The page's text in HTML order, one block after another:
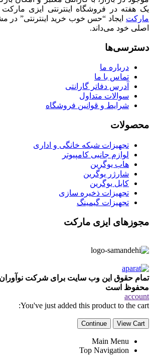
یک هفته در فروشگاه اینترنتی ایزی مارکت
مارکت ایجاد “حس خوب خرید اینترنتی” در
اصلی خود می‌داند.
دسترسی‌ها
درباره ما
تماس با ما
آدرس دفاتر گارانتی
سوالات متداول
شرایط و قوانین فروشگاه
محصولات
تجهیزات شبکه خانگی و اداری
لوازم جانبی کامپیوتر
هاب یوگرین
شارژر یوگرین
کابل یوگرین
تجهیزات ذخیره سازی
تجهیزات گیمینگ
مجوزهای ایزی مارکت
تمام حقوق این وب سایت برای شرکت
محفوظ است
account
You've just added this product to the cart:
View Cart
Continue
Main Menu
Top Navigation